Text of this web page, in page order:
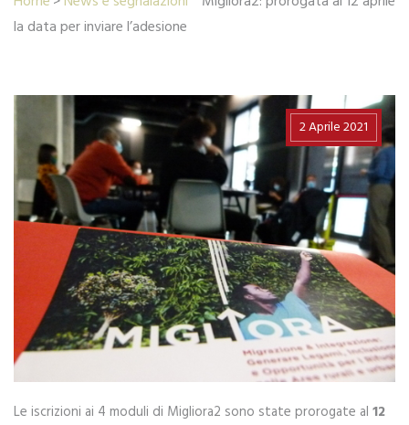
la data per inviare l’adesione
2 Aprile 2021
Le iscrizioni ai 4 moduli di Migliora2 sono state prorogate al 12